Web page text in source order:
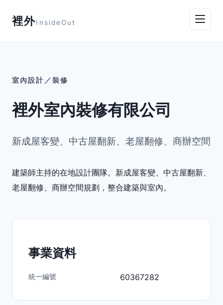
裡外InsideOut
室內設計／裝修
裡外室內裝修有限公司
新成屋客變、中古屋翻新、老屋翻修、商辦空間
建築師主持的在地設計團隊。新成屋客變、中古屋翻新、
老屋翻修、商辦空間規劃，整合建築與室內。
事業資料
統一編號 60367282